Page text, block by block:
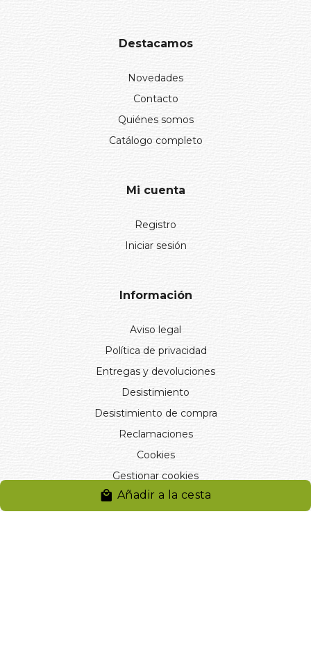
Añadir a la cesta
Destacamos
Novedades
Contacto
Quiénes somos
Catálogo completo
Mi cuenta
Registro
Iniciar sesión
Información
Aviso legal
Política de privacidad
Entregas y devoluciones
Desistimiento
Desistimiento de compra
Reclamaciones
Cookies
Gestionar cookies